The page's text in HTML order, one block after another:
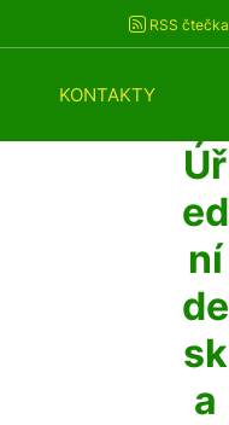
RSS čtečka
KONTAKTY
Úř
ed
ní
de
sk
a